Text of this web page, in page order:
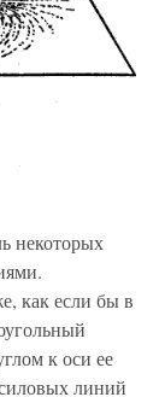
некоторых
как если бы в
к оси ее
линий